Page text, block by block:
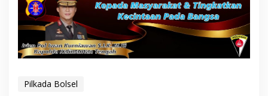
Pilkada Bolsel